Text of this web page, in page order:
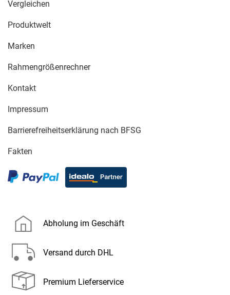
Vergleichen
Produktwelt
Marken
Rahmengrößenrechner
Kontakt
Impressum
Barrierefreiheitserklärung nach BFSG
Fakten
Abholung im Geschäft
Versand durch DHL
Premium Lieferservice